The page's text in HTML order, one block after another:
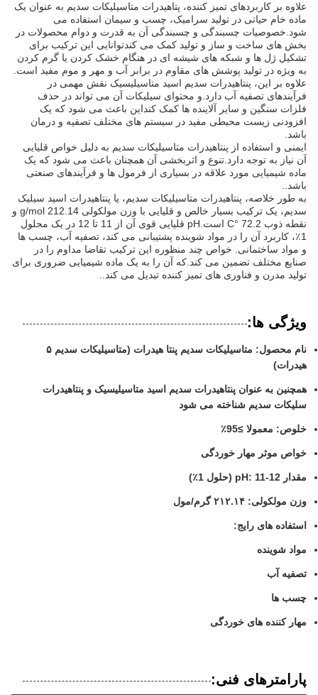
علاوه بر کاربردهای تمیز کننده، پتاهیدرات متاسیلیکات سدیم به عنوان یک
ماده خام حیاتی در تولید سرامیک، چسب و سیمان استفاده می
شود.خصوصیات چسبندگی و چسبندگی آن به قدرت و دوام محصولات در
بخش های ساخت و ساز و تولید کمک می کندتوانایی این ترکیب برای
تشکیل ژل ها و شبکه های شیشه ای در هنگام خشک کردن یا گرم کردن
به ویژه در تولید پوشش های مقاوم در برابر آب و مهر و موم مفید است.
علاوه بر این، پنتاهیدرات سدیم اسید متاسیلیسیک نقش مهمی در
فرآیندهای تصفیه آب دارد.و محتوای سیلیکات آن می تواند در حذف
فلزات سنگین و سایر آلاینده ها کمک کنداین باعث می شود که یک
افزودنی زیست محیطی مفید در سیستم های مختلف تصفیه و درمان
باشد.
ایمنی و استفاده از پنتاهیدرات متاسیلیکات سدیم به دلیل خواص قلیایی
آن نیاز به توجه دارد.تنوع و اثربخشی آن همچنان باعث می شود که یک
ماده شیمیایی مورد علاقه در بسیاری از فرمول ها و فرآیندهای صنعتی
باشد..
به طور خلاصه، پنتاهیدرات متاسیلیکات سدیم، یا پنتاهیدرات اسید سیلیک
سدیم، یک ترکیب بسیار خالص و قلیایی با وزن مولکولی 212.14 g/mol و
نقطه ذوب 72.2 °C است.pH قلیایی قوی آن از 11 تا 12 در یک محلول
1٪، کاربرد آن را در مواد شوینده پشتیبانی می کند، تصفیه آب، چسب ها
و مواد ساختمانی. خواص چند منظوره این ترکیب تقاضا مداوم را در
صنایع مختلف تضمین می کند.که آن را به یک ماده شیمیایی ضروری برای
تولید مدرن و فناوری های تمیز کننده تبدیل می کند..
ویژگی ها:
نام محصول: متاسیلیکات سدیم پنتا هیدرات (متاسیلیکات سدیم ۵
هیدرات)
همچنین به عنوان پنتاهیدرات سدیم اسید متاسیلیسیک و پنتاهیدرات
سلیکات سدیم شناخته می شود
خلوص: معمولا ≥95٪
خواص موثر مهار خوردگی
مقدار pH: 11-12 (حلول 1٪)
وزن مولکولی: ۲۱۲.۱۴ گرم/مول
استفاده های رایج:
مواد شوینده
تصفیه آب
چسب ها
مهار کننده های خوردگی
پارامترهای فنی: